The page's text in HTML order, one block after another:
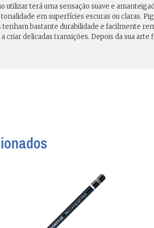
utilizar terá uma sensação suave e
em superfícies escuras ou claras.
bastante durabilidade e facilmente
delicadas transições. Depois da sua arte